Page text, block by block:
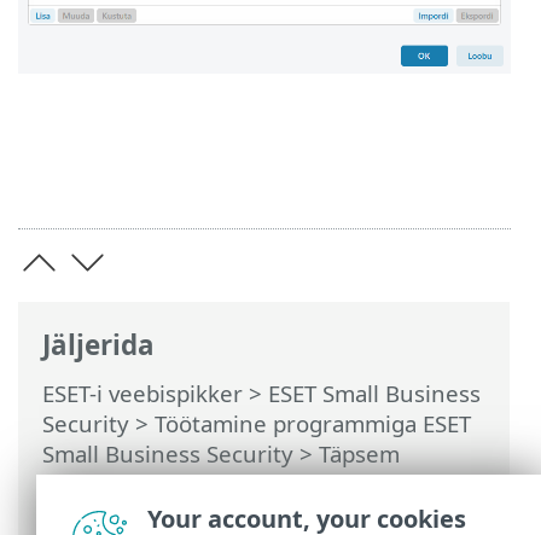
Jäljerida
ESET-i veebispikker > ESET Small Business
Security > Töötamine programmiga ESET
Small Business Security>Täpsem
häälestus>Kaitsed>Meilikliendi kaitse>
Meiliedastuse kaitse> Väljajäetavad
Your account, your cookies